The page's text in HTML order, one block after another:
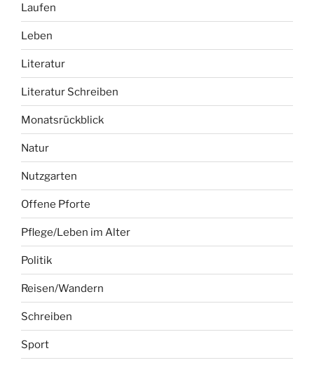
Laufen
Leben
Literatur
Literatur Schreiben
Monatsrückblick
Natur
Nutzgarten
Offene Pforte
Pflege/Leben im Alter
Politik
Reisen/Wandern
Schreiben
Sport